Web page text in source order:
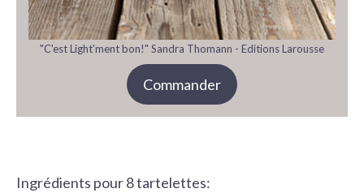
"C'est Light'ment bon!" Sandra Thomann - Editions Larousse
Commander
Ingrédients pour 8 tartelettes: